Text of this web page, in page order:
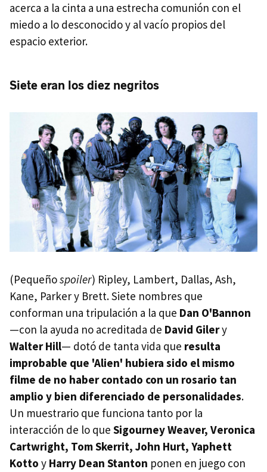
acerca a la cinta a una estrecha comunión con el
miedo a lo desconocido y al vacío propios del
espacio exterior.
Siete eran los diez negritos
(Pequeñospoiler) Ripley, Lambert, Dallas, Ash,
Kane, Parker y Brett. Siete nombres que
conforman una tripulación a la que Dan O'Bannon
—con la ayuda no acreditada de David Gilery
Walter Hill— dotó de tanta vida que resulta
improbable que 'Alien' hubiera sido el mismo
filme de no haber contado con un rosario tan
amplio y bien diferenciado de personalidades.
Un muestrario que funciona tanto por la
interacción de lo que Sigourney Weaver, Veronica
Cartwright, Tom Skerrit, John Hurt, Yaphett
Kotto y Harry Dean Stanton ponen en juego con